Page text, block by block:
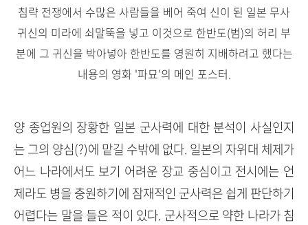
침략 전쟁에서 수많은 사람들을 베어 죽여 신이 된 일본 무사
귀신의 미라에 쇠말뚝을 넣고 이것으로 한반도(범)의 허리 부
분에 그 귀신을 박아넣아 한반도를 영원히 지배하려고 했다는
내용의 영화 '파묘'의 메인 포스터.
양 종업원의 장황한 일본 군사력에 대한 분석이 사실인지
는 그의 양심(?)에 맡길 수밖에 없다. 일본의 자위대 체제가
어느 나라에서도 보기 어려운 장교 중심이고 전시에는 언
제라도 병을 충원하기에 잠재적인 군사력은 쉽게 판단하기
어렵다는 말을 들은 적이 있다. 군사적으로 약한 나라가 침